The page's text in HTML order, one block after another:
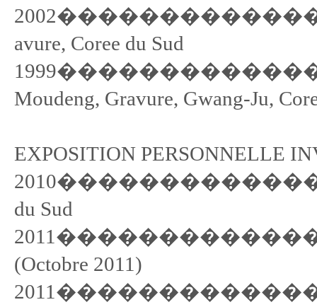
2002����������������
avure, Coree du Sud
1999����������������
Moudeng, Gravure, Gwang-Ju,
EXPOSITION PERSONNELLE
2010����������������
du Sud
2011����������������
(Octobre 2011)
2011����������������